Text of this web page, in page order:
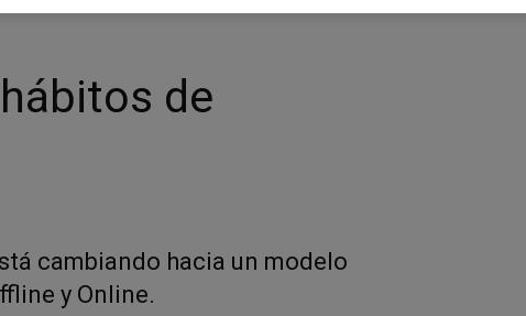
de
cambiando hacia un modelo
y Online.